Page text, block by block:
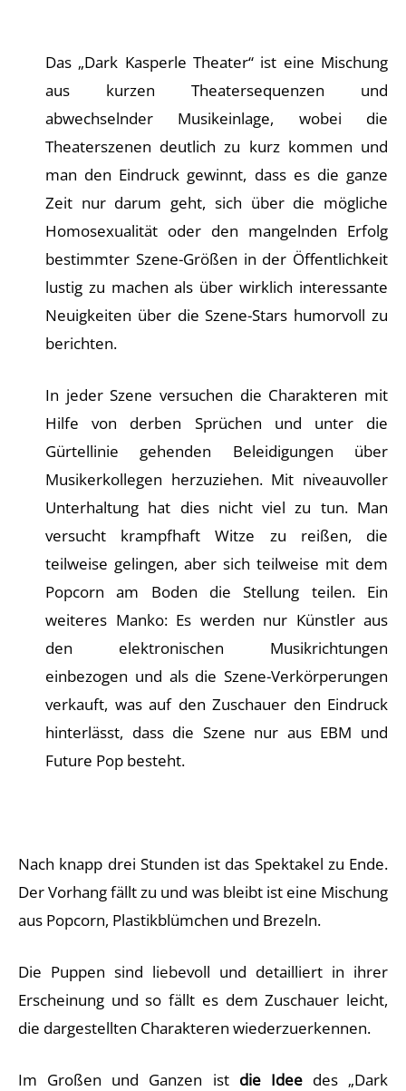
Das „Dark Kasperle Theater“ ist eine Mischung
aus kurzen Theatersequenzen und
abwechselnder Musikeinlage, wobei die
Theaterszenen deutlich zu kurz kommen und
man den Eindruck gewinnt, dass es die ganze
Zeit nur darum geht, sich über die mögliche
Homosexualität oder den mangelnden Erfolg
bestimmter Szene-Größen in der Öffentlichkeit
lustig zu machen als über wirklich interessante
Neuigkeiten über die Szene-Stars humorvoll zu
berichten.
In jeder Szene versuchen die Charakteren mit
Hilfe von derben Sprüchen und unter die
Gürtellinie gehenden Beleidigungen über
Musikerkollegen herzuziehen. Mit niveauvoller
Unterhaltung hat dies nicht viel zu tun. Man
versucht krampfhaft Witze zu reißen, die
teilweise gelingen, aber sich teilweise mit dem
Popcorn am Boden die Stellung teilen. Ein
weiteres Manko: Es werden nur Künstler aus
den elektronischen Musikrichtungen
einbezogen und als die Szene-Verkörperungen
verkauft, was auf den Zuschauer den Eindruck
hinterlässt, dass die Szene nur aus EBM und
Future Pop besteht.
Nach knapp drei Stunden ist das Spektakel zu Ende.
Der Vorhang fällt zu und was bleibt ist eine Mischung
aus Popcorn, Plastikblümchen und Brezeln.
Die Puppen sind liebevoll und detailliert in ihrer
Erscheinung und so fällt es dem Zuschauer leicht,
die dargestellten Charakteren wiederzuerkennen.
Im Großen und Ganzen ist die Ideedes „Dark